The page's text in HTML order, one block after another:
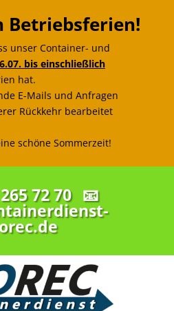
Betriebsferien!
unser Container- und
bis einschließlich
hat.
E-Mails und Anfragen
Rückkehr bearbeitet
schöne Sommerzeit!
72 70 📧